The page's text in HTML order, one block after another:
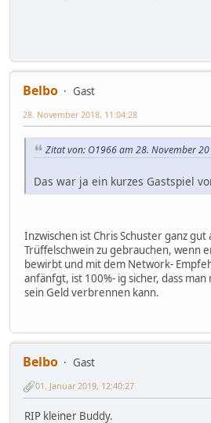
Belbo
Gast
28. November 2018, 11:04:28
Zitat von: O1966 am 28. November
Das war ja ein kurzes Gastspiel
Inzwischen ist Chris Schuster ganz gut
Trüffelschwein zu gebrauchen, wenn
bewirbt und mit dem Network-
anfänfgt, ist 100%- ig sicher, dass
sein Geld verbrennen kann.
Belbo
Gast
01. Januar 2019, 12:40:27
RIP kleiner Buddy.